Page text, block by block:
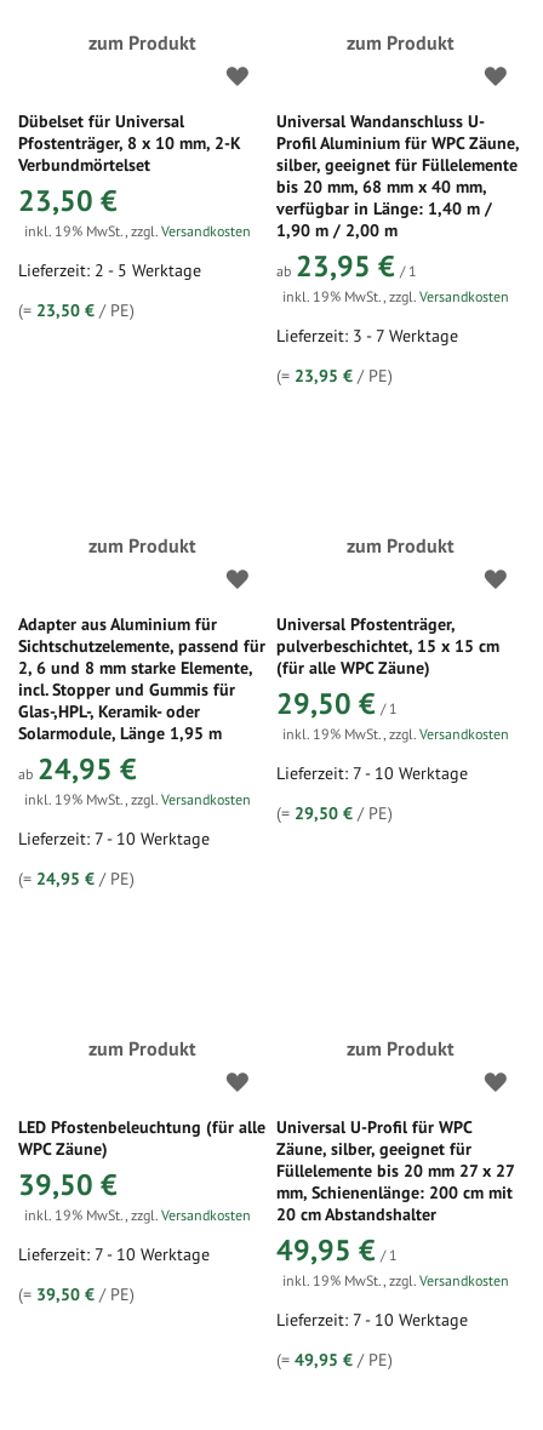
zum Produkt
Dübelset für Universal
Pfostenträger, 8 x 10 mm, 2-K
Verbundmörtelset
23,50 €
inkl. 19% MwSt., zzgl. Versandkosten
Lieferzeit: 2 - 5 Werktage
(= 23,50 € / PE)
zum Produkt
Universal Wandanschluss U-
Profil Aluminium für WPC Zäune,
silber, geeignet für Füllelemente
bis 20 mm, 68 mm x 40 mm,
verfügbar in Länge: 1,40 m /
1,90 m / 2,00 m
ab 23,95 € / 1
inkl. 19% MwSt.,zzgl.Versandkosten
Lieferzeit: 3 - 7 Werktage
(= 23,95 € / PE)
zum Produkt
Adapter aus Aluminium für
Sichtschutzelemente, passend für
2, 6 und 8 mm starke Elemente,
incl. Stopper und Gummis für
Glas-,HPL-, Keramik- oder
Solarmodule, Länge 1,95 m
ab 24,95 €
inkl. 19% MwSt., zzgl. Versandkosten
Lieferzeit: 7 - 10 Werktage
(= 24,95 € / PE)
zum Produkt
Universal Pfostenträger,
pulverbeschichtet, 15 x 15 cm
(für alle WPC Zäune)
29,50 € / 1
inkl. 19% MwSt.,zzgl.Versandkosten
Lieferzeit: 7 - 10 Werktage
(= 29,50 € / PE)
zum Produkt
LED Pfostenbeleuchtung (für alle
WPC Zäune)
39,50 €
inkl. 19% MwSt., zzgl. Versandkosten
Lieferzeit: 7 - 10 Werktage
(= 39,50 € / PE)
zum Produkt
Universal U-Profil für WPC
Zäune, silber, geeignet für
Füllelemente bis 20 mm 27 x 27
mm, Schienenlänge: 200 cm mit
20 cm Abstandshalter
49,95 € / 1
inkl. 19% MwSt.,zzgl.Versandkosten
Lieferzeit: 7 - 10 Werktage
(=49,95 € / PE)